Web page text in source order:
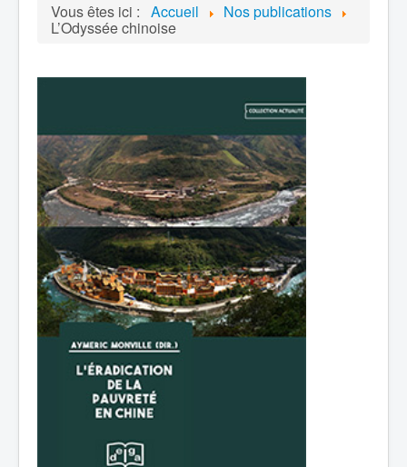
Vous êtes ici : Accueil Nos publications
L’Odyssée chinoise